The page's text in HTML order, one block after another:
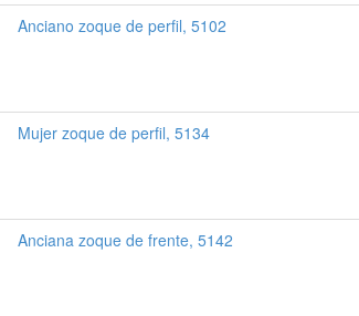
Anciano zoque de perfil, 5102
Mujer zoque de perfil, 5134
Anciana zoque de frente, 5142